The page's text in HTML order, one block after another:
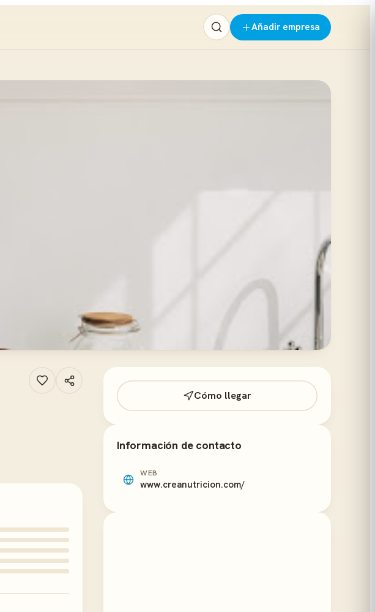
Añadir empresa
Cómo llegar
Información de contacto
WEB
www.creanutricion.com/